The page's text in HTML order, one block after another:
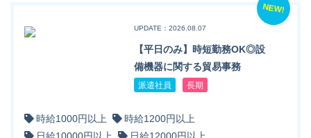
NEW!
UPDATE：2026.08.07
【平日のみ】時短勤務OK◎設
備機器に関する貿易事務
派遣社員 長期
時給1000円以上
時給1200円以上